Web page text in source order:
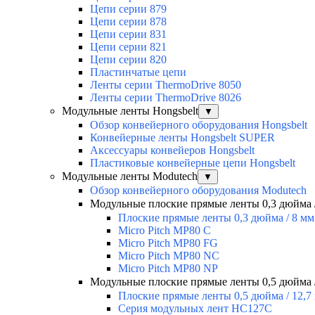
Цепи серии 879
Цепи серии 878
Цепи серии 831
Цепи серии 821
Цепи серии 820
Пластинчатые цепи
Ленты серии ThermoDrive 8050
Ленты серии ThermoDrive 8026
Модульные ленты Hongsbelt
▼
Обзор конвейерного оборудования Hongsbelt
Конвейерные ленты Hongsbelt SUPER
Аксессуары конвейеров Hongsbelt
Пластиковые конвейерные цепи Hongsbelt
Модульные ленты Modutech
▼
Обзор конвейерного оборудования Modutech
Модульные плоские прямые ленты 0,3 дюйма
Плоские прямые ленты 0,3 дюйма / 8 мм
Micro Pitch MP80 С
Micro Pitch MP80 FG
Micro Pitch MP80 NС
Micro Pitch MP80 NP
Модульные плоские прямые ленты 0,5 дюйма
Плоские прямые ленты 0,5 дюйма /
Серия модульных лент HC127C